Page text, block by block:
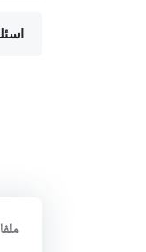
اسئلة